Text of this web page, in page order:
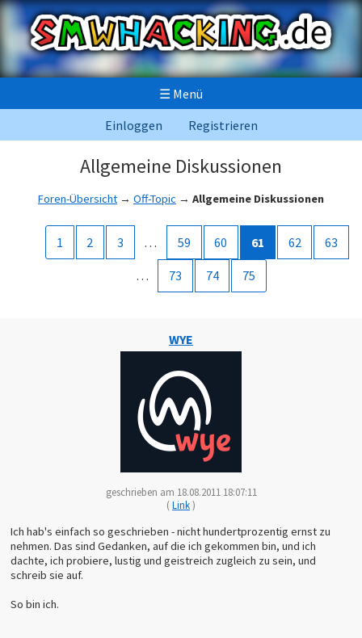
☰ Menü
Einloggen
Registrieren
Allgemeine Diskussionen
Foren-Übersicht → Off-Topic → Allgemeine Diskussionen
1 2 3 … 59 60 61 62 63
… 73 74 75
WYE
geschrieben am 18.08.2011 18:07:11
(Link)
Ich hab's einfach so geschrieben - nicht hundertprozentig ernst zu
nehmen. Das sind Gedanken, auf die ich gekommen bin, und ich
dachte, ich probiere, lustig und geistreich zugleich zu sein, und
schreib sie auf.
So bin ich.